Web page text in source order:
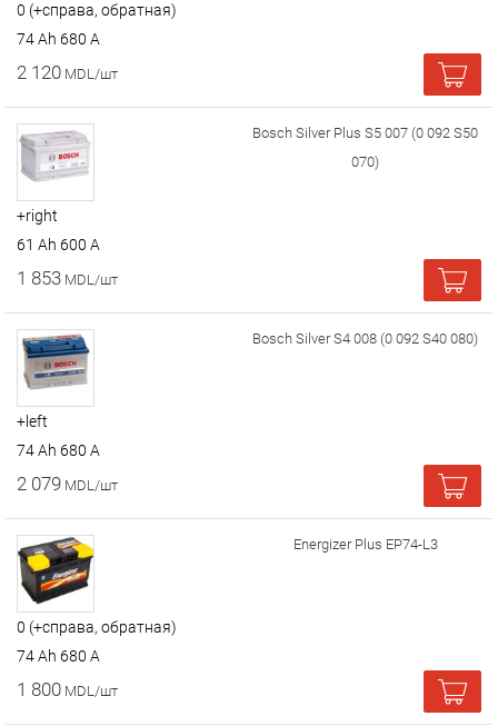
0 (+справа, обратная)
74 Ah 680 A
2 120 MDL/шт
Bosch Silver Plus S5 007 (0 092 S50
070)
+right
61 Ah 600 A
1 853 MDL/шт
Bosch Silver S4 008 (0 092 S40 080)
+left
74 Ah 680 A
2 079 MDL/шт
Energizer Plus EP74-L3
0 (+справа, обратная)
74 Ah 680 A
1 800 MDL/шт